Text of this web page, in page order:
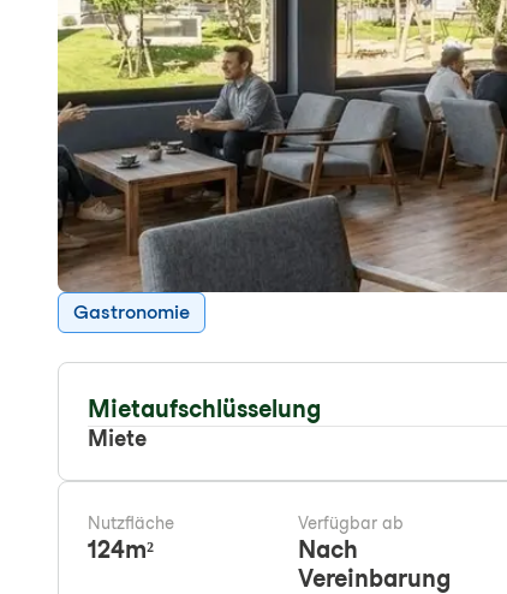
Gastronomie
Mietaufschlüsselung
Miete
Nutzfläche
124m²
Verfügbar ab
Nach
Vereinbarung